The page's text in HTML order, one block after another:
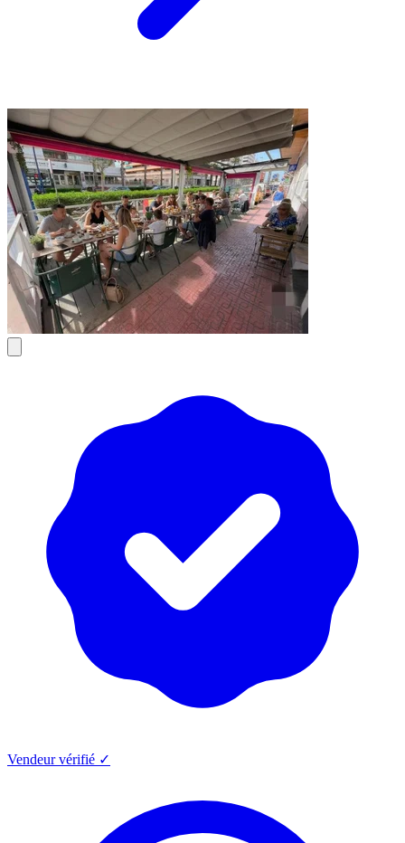
Vendeur vérifié ✓